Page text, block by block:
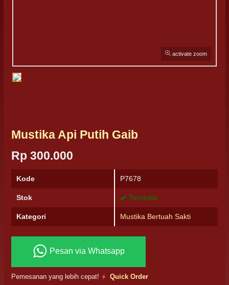
activate zoom
Mustika Api Putih Gaib
Rp 300.000
Kode P7678
Stok Tersedia
Kategori Mustika Bertuah Sakti
Pesan via Whatsapp
Pemesanan yang lebih cepat! Quick Order